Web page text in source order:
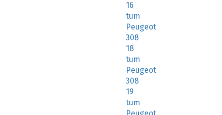
16
tum
Peugeot
308
18
tum
Peugeot
308
19
tum